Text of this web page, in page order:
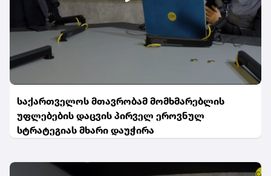
საქართველოს მთავრობამ მომხმარებლის
უფლებების დაცვის პირველ ეროვნულ
სტრატეგიას მხარი დაუჭირა